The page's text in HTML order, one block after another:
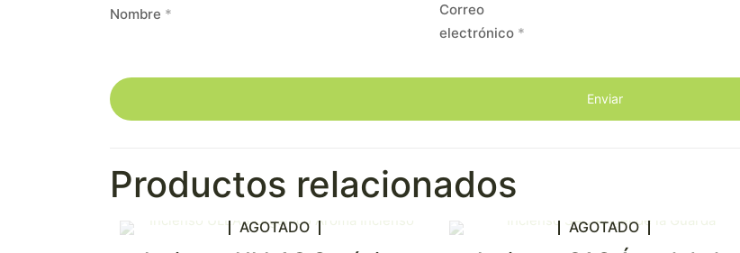
Nombre *
Correo
electrónico *
Productos relacionados
AGOTADO AGOTADO